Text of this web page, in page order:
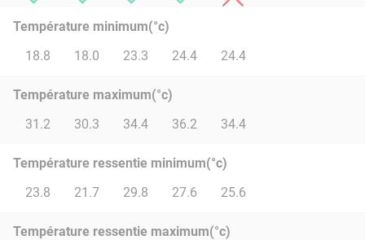
Température minimum(°c)
18.8
18.0 23.3 24.4 24.4
Température maximum(°c)
31.2
30.3 34.4 36.2 34.4
Température ressentie minimum(°c)
23.8
21.7 29.8 27.6 25.6
Température ressentie maximum(°c)